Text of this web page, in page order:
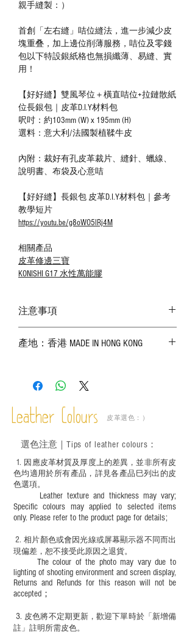
親手縫製：）
首創「左右縫」咭位縫法，進一步減少皮
塊重叠，加上邊位削薄服務，咭位及零錢
包以下特設銀紙格也無損纖薄、易縫、實
用！
【好好縫】雙風琴位＋橫直咭位+拉鏈散紙
位長銀包｜皮革D.I.Y材料包
呎吋：約103mm (W) x 195mm (H)
選料：意大利/法國製植鞣牛皮
內附：裁好有孔皮革裁片、縫針、蠟線、
說明書、布袋及心意咭
【好好縫】長銀包 皮革D.I.Y材料包｜參考
教學短片
https://youtu.be/g8oWO5lRj4M
相關產品
皮革修邊三寶
KONISHI G17 水性萬能膠
注意事項
實物為準；
－ 植鞣皮革容易受環境、使用程度等產生
成後定期在皮面塗上皮革專用清潔劑及貂
鼠油等；
適合六歲以下兒童使用；六至十二歲兒童
必須由成年人陪同下使用並應小心處理。
產地：香港 MADE IN HONG KONG
Leather Colours 皮革選色：）
1. ​ 因應皮革材質及厚度上的差異，並非所有皮
色均適用於所有產品，詳見各產品巳列出的皮
色選項。
Leather texture and thickness may vary;
Specific colours may applied to selected items
only. Please refer to the product page for details;
​2.相片顏色或會因光線或屏幕顯示器不同而出
現偏差，恕不接受此原因之退貨。
The colour of the photo may vary due to
lighting of shooting environment and screen display,
Returns and Refunds for this reason will not be
accepted；
3. 皮色將不定期更新，歡迎下單時於「新增備
註」註明 所需皮色。
選色注意｜ Tips of leather colours ：